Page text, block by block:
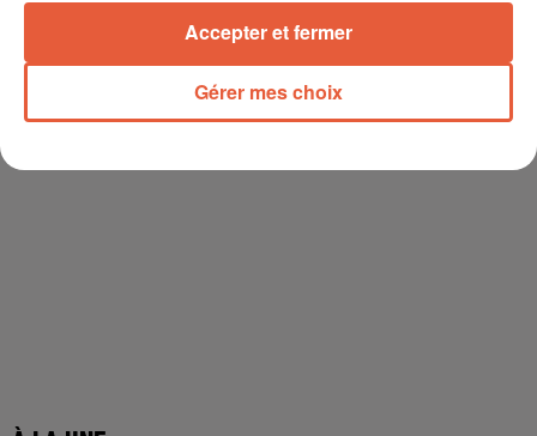
Gérer mes choix
Accepter et fermer